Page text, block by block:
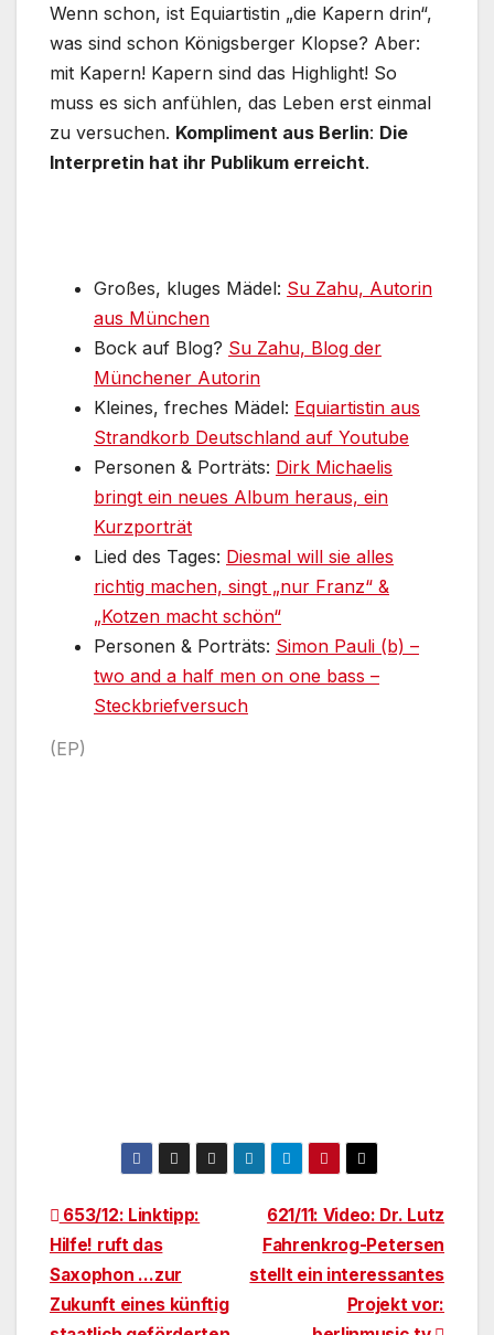
Wenn schon, ist Equiartistin „die Kapern drin“,
was sind schon Königsberger Klopse? Aber:
mit Kapern! Kapern sind das Highlight! So
muss es sich anfühlen, das Leben erst einmal
zu versuchen. Kompliment aus Berlin: Die
Interpretin hat ihr Publikum erreicht.
Großes, kluges Mädel: Su Zahu, Autorin
aus München
Bock auf Blog? Su Zahu, Blog der
Münchener Autorin
Kleines, freches Mädel: Equiartistin aus
Strandkorb Deutschland auf Youtube
Personen & Porträts: Dirk Michaelis
bringt ein neues Album heraus, ein
Kurzporträt
Lied des Tages: Diesmal will sie alles
richtig machen, singt „nur Franz“ &
„Kotzen macht schön“
Personen & Porträts: Simon Pauli (b) –
two and a half men on one bass –
Steckbriefversuch
(EP)
Beitragsnavigation
621/11: Video: Dr. Lutz
Fahrenkrog-Petersen
stellt ein interessantes
Projekt vor:
653/12: Linktipp:
Hilfe! ruft das
Saxophon …zur
Zukunft eines künftig